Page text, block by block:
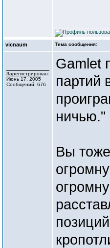
vicnaum Тема сообщения:
Зарегистрирован:
Июнь 17, 2005
Сообщений: 676
Gamlet
партий
ничью."
Вы